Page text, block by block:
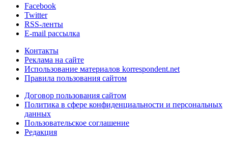
Facebook
Twitter
RSS-ленты
E-mail рассылка
Контакты
Реклама на сайте
Использование материалов korrespondent.net
Правила пользования сайтом
Договор пользования сайтом
Политика в сфере конфиденциальности и персональных
данных
Пользовательское соглашение
Редакция